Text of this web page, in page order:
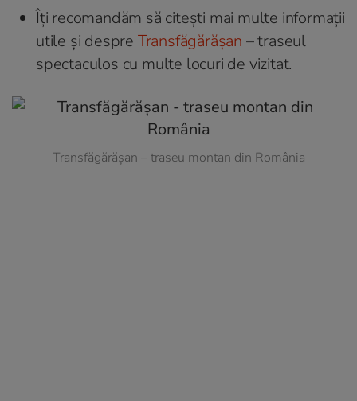
Îți recomandăm să citești mai multe informații
utile și despre Transfăgărășan – traseul
spectaculos cu multe locuri de vizitat.
Transfăgărășan – traseu montan din România